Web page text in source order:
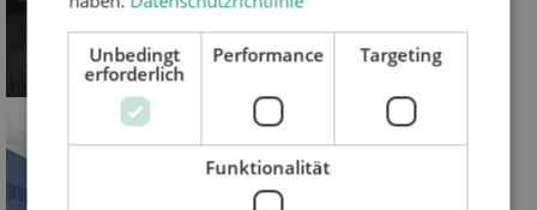
Unbedingt
erforderlich
Performance Targeting
Funktionalität